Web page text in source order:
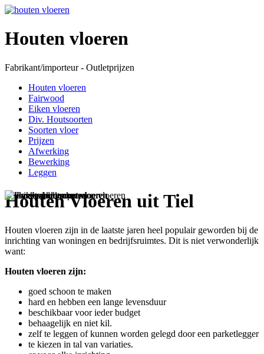
Houten vloeren
Fabrikant/importeur - Outletprijzen
Houten vloeren
Fairwood
Eiken vloeren
Div. Houtsoorten
Soorten vloer
Prijzen
Afwerking
Bewerking
Leggen
Houten Vloeren uit Tiel
Houten vloeren zijn in de laatste jaren heel populair geworden bij de
inrichting van woningen en bedrijfsruimtes. Dit is niet verwonderlijk
want:
Houten vloeren zijn:
goed schoon te maken
hard en hebben een lange levensduur
beschikbaar voor ieder budget
behaagelijk en niet kil.
zelf te leggen of kunnen worden gelegd door een parketlegger
te kiezen in tal van variaties.